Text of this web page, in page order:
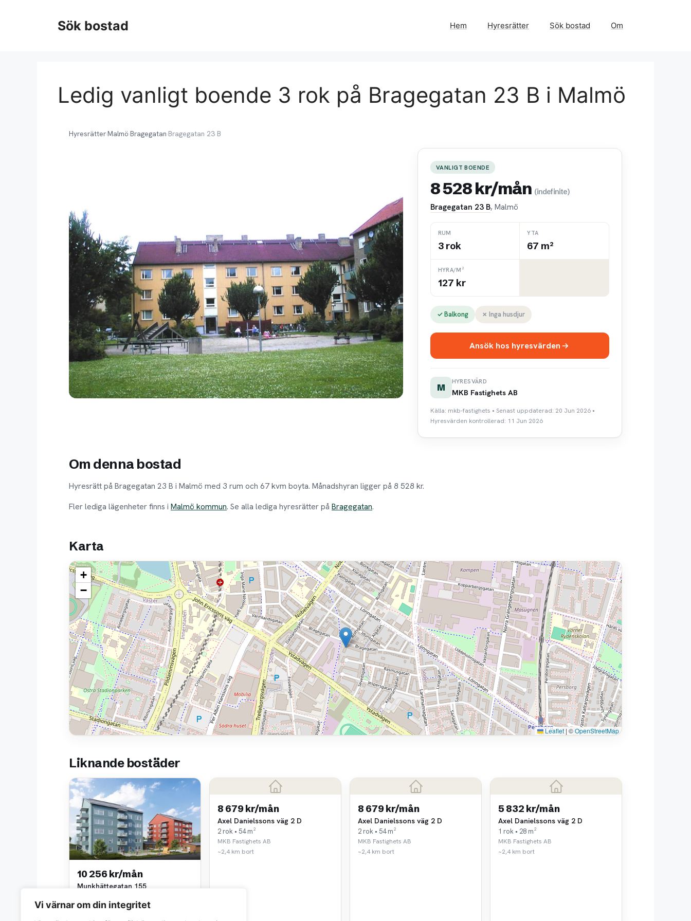
Vi värnar om din integritet
Sök bostad Hem Hyresrätter Sök bostad Om
Ledig vanligt boende 3 rok på Bragegatan 23 B i Malmö
Hyresrätter›Malmö›Bragegatan›Bragegatan 23 B
VANLIGT BOENDE
8 528 kr/mån (indefinite)
Bragegatan 23 B, Malmö
RUM
3 rok
YTA
67 m²
HYRA/M²
127 kr
✓ Balkong ✗ Inga husdjur
Ansök hos hyresvärden
M
HYRESVÄRD
MKB Fastighets AB
Källa: mkb-fastighets • Senast uppdaterad: 20 Jun 2026 •
Hyresvärden kontrollerad: 11 Jun 2026
Om denna bostad
Hyresrätt på Bragegatan 23 B i Malmö med 3 rum och 67 kvm boyta. Månadshyran ligger på 8 528 kr.
Fler lediga lägenheter finns i Malmö kommun. Se alla lediga hyresrätter på Bragegatan.
Karta
+
−
Leaflet | ©OpenStreetMap
Liknande bostäder
10 256 kr/mån
Munkhättegatan 155
MKB Fastighets AB
8 679 kr/mån
Axel Danielssons väg 2 D
2 rok • 54 m²
MKB Fastighets AB
~2,4 km bort
8 679 kr/mån
Axel Danielssons väg 2 D
2 rok • 54 m²
MKB Fastighets AB
~2,4 km bort
5 832 kr/mån
Axel Danielssons väg 2 D
1 rok • 28 m²
MKB Fastighets AB
~2,4 km bort